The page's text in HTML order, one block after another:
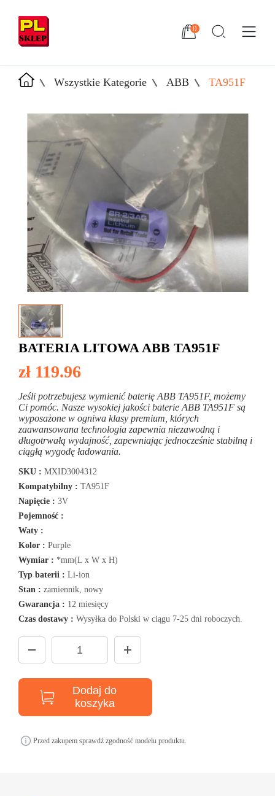
0
Wszystkie Kategorie ABB TA951F
BATERIA LITOWA ABB TA951F
zł 119.96
Jeśli potrzebujesz wymienić baterię ABB TA951F, możemy
Ci pomóc. Nasze wysokiej jakości baterie ABB TA951F są
wyposażone w ogniwa klasy premium, których
zaawansowana technologia zapewnia niezawodną i
długotrwałą wydajność, zapewniając jednocześnie stabilną i
ciągłą wygodę ładowania.
SKU : MXID3004312
Kompatybilny : TA951F
Napięcie : 3V
Pojemność :
Waty :
Kolor : Purple
Wymiar : *mm(L x W x H)
Typ baterii : Li-ion
Stan : zamiennik, nowy
Gwarancja : 12 miesięcy
Czas dostawy : Wysyłka do Polski w ciągu 7-25 dni roboczych.
Dodaj do
koszyka
Przed zakupem sprawdź zgodność modelu produktu.